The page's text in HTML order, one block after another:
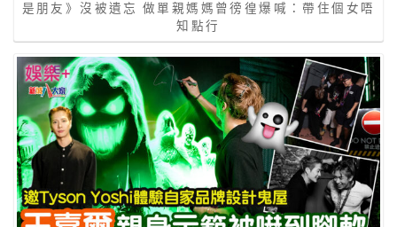
是朋友》沒被遺忘 做單親媽媽曾徬徨爆喊：帶住個女唔
知點行